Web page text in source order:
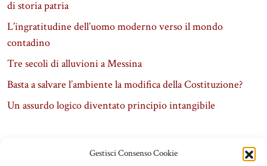
Gestisci Consenso Cookie
di storia patria
L’ingratitudine dell’uomo moderno verso il mondo
contadino
Tre secoli di alluvioni a Messina
Basta a salvare l’ambiente la modifica della Costituzione?
Un assurdo logico diventato principio intangibile